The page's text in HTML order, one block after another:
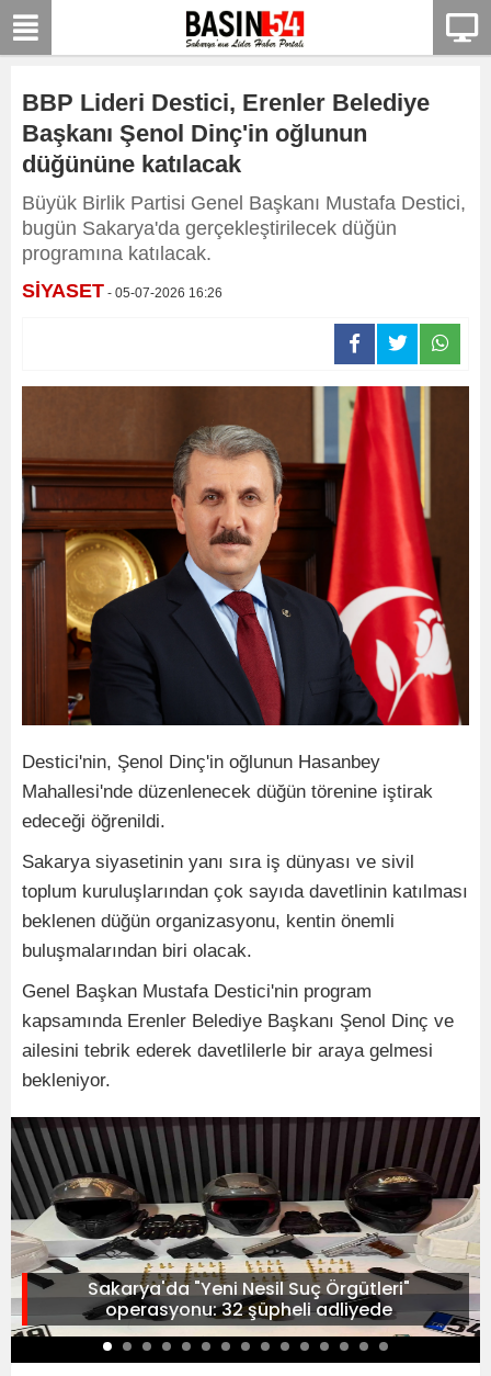
BBP Lideri Destici, Erenler Belediye
Başkanı Şenol Dinç'in oğlunun
düğününe katılacak
Büyük Birlik Partisi Genel Başkanı Mustafa Destici,
bugün Sakarya'da gerçekleştirilecek düğün
programına katılacak.
SİYASET - 05-07-2026 16:26
Destici'nin, Şenol Dinç'in oğlunun Hasanbey
Mahallesi'nde düzenlenecek düğün törenine iştirak
edeceği öğrenildi.
Sakarya siyasetinin yanı sıra iş dünyası ve sivil
toplum kuruluşlarından çok sayıda davetlinin katılması
beklenen düğün organizasyonu, kentin önemli
buluşmalarından biri olacak.
Genel Başkan Mustafa Destici'nin program
kapsamında Erenler Belediye Başkanı Şenol Dinç ve
ailesini tebrik ederek davetlilerle bir araya gelmesi
bekleniyor.
Sakarya'da "Yeni Nesil Suç Örgütleri"
operasyonu: 32 şüpheli adliyede